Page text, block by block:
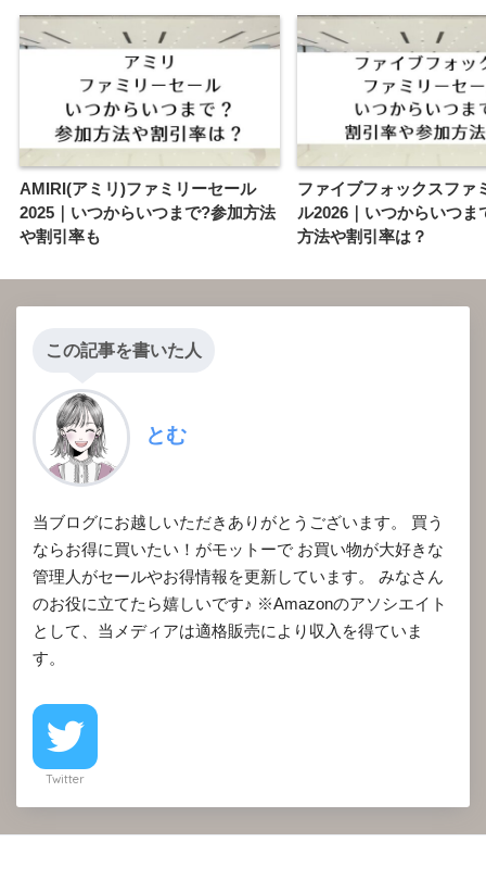
AMIRI(アミリ)ファミリーセール
2025｜いつからいつまで?参加方法
や割引率も
ファイブフォックスファ
ル2026｜いつからいつま
方法や割引率は？
この記事を書いた人
とむ
当ブログにお越しいただきありがとうございます。 買う
ならお得に買いたい！がモットーで お買い物が大好きな
管理人がセールやお得情報を更新しています。 みなさん
のお役に立てたら嬉しいです♪ ※Amazonのアソシエイト
として、当メディアは適格販売により収入を得ていま
す。
Twitter